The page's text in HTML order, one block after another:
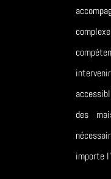
des
importe